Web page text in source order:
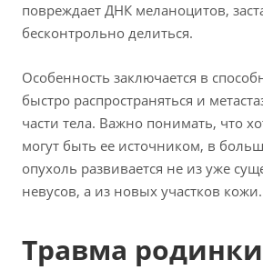
повреждает ДНК меланоцитов,
бесконтрольно делиться.
Особенность заключается в
быстро распространяться и
части тела. Важно понимать, что
могут быть ее источником, в
опухоль развивается не из уже
невусов, а из новых участков кожи.
Травма